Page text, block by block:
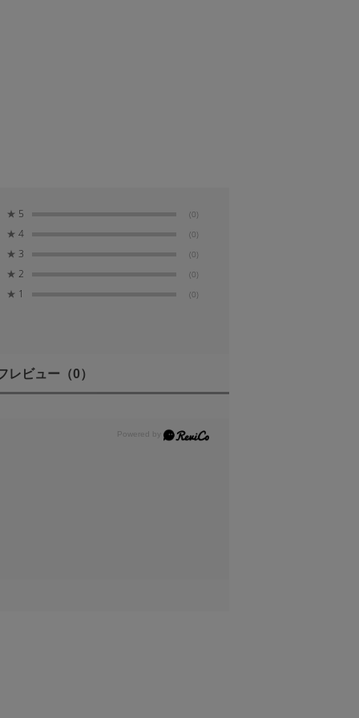
★ 5 (0)
★ 4 (0)
★ 3 (0)
★ 2 (0)
★ 1 (0)
レビュー （0）